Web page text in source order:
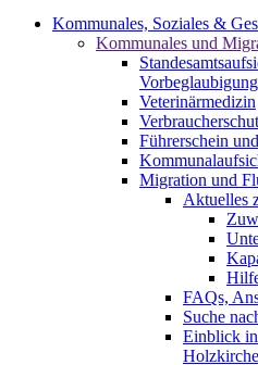
Kommunales, Soziales &
Kommunales und
Veterinärmedizin
Führerschein
Migration und
Aktuelles
FAQs,
Suche
Einblick